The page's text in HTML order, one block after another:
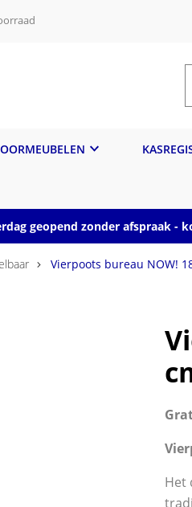
geopend zonder afspraak -
Vierpoots bureau NOW!
Het